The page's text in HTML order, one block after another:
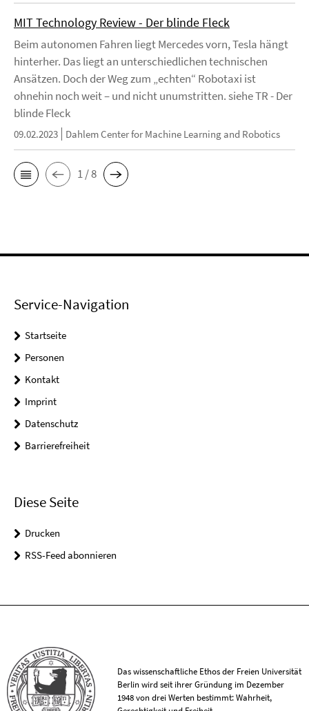
MIT Technology Review - Der blinde Fleck
Beim autonomen Fahren liegt Mercedes vorn, Tesla hängt
hinterher. Das liegt an unterschiedlichen technischen
Ansätzen. Doch der Weg zum „echten“ Robotaxi ist
ohnehin noch weit – und nicht unumstritten. siehe TR - Der
blinde Fleck
09.02.2023 Dahlem Center for Machine Learning and Robotics
1 / 8
Service-Navigation
Startseite
Personen
Kontakt
Imprint
Datenschutz
Barrierefreiheit
Diese Seite
Drucken
RSS-Feed abonnieren
Das wissenschaftliche Ethos der Freien Universität
Berlin wird seit ihrer Gründung im Dezember
1948 von drei Werten bestimmt: Wahrheit,